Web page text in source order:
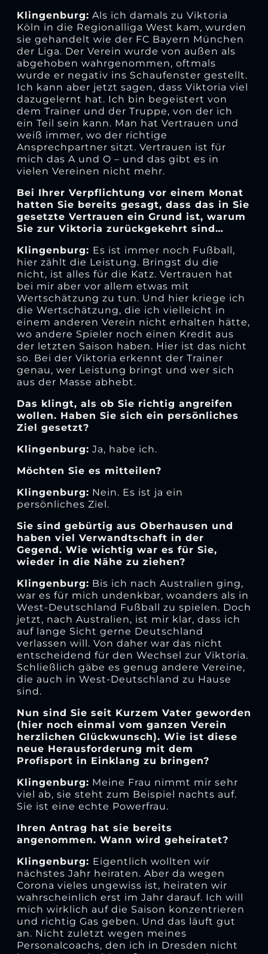
Klingenburg: Als ich damals zu Viktoria
Köln in die Regionalliga West kam, wurden
sie gehandelt wie der FC Bayern München
der Liga. Der Verein wurde von außen als
abgehoben wahrgenommen, oftmals
wurde er negativ ins Schaufenster gestellt.
Ich kann aber jetzt sagen, dass Viktoria viel
dazugelernt hat. Ich bin begeistert von
dem Trainer und der Truppe, von der ich
ein Teil sein kann. Man hat Vertrauen und
weiß immer, wo der richtige
Ansprechpartner sitzt. Vertrauen ist für
mich das A und O – und das gibt es in
vielen Vereinen nicht mehr.
Bei Ihrer Verpflichtung vor einem Monat
hatten Sie bereits gesagt, dass das in Sie
gesetzte Vertrauen ein Grund ist, warum
Sie zur Viktoria zurückgekehrt sind…
Klingenburg: Es ist immer noch Fußball,
hier zählt die Leistung. Bringst du die
nicht, ist alles für die Katz. Vertrauen hat
bei mir aber vor allem etwas mit
Wertschätzung zu tun. Und hier kriege ich
die Wertschätzung, die ich vielleicht in
einem anderen Verein nicht erhalten hätte,
wo andere Spieler noch einen Kredit aus
der letzten Saison haben. Hier ist das nicht
so. Bei der Viktoria erkennt der Trainer
genau, wer Leistung bringt und wer sich
aus der Masse abhebt.
Das klingt, als ob Sie richtig angreifen
wollen. Haben Sie sich ein persönliches
Ziel gesetzt?
Klingenburg: Ja, habe ich.
Möchten Sie es mitteilen?
Klingenburg: Nein. Es ist ja ein
persönliches Ziel.
Sie sind gebürtig aus Oberhausen und
haben viel Verwandtschaft in der
Gegend. Wie wichtig war es für Sie,
wieder in die Nähe zu ziehen?
Klingenburg: Bis ich nach Australien ging,
war es für mich undenkbar, woanders als in
West-Deutschland Fußball zu spielen. Doch
jetzt, nach Australien, ist mir klar, dass ich
auf lange Sicht gerne Deutschland
verlassen will. Von daher war das nicht
entscheidend für den Wechsel zur Viktoria.
Schließlich gäbe es genug andere Vereine,
die auch in West-Deutschland zu Hause
sind.
Nun sind Sie seit Kurzem Vater geworden
(hier noch einmal vom ganzen Verein
herzlichen Glückwunsch). Wie ist diese
neue Herausforderung mit dem
Profisport in Einklang zu bringen?
Klingenburg: Meine Frau nimmt mir sehr
viel ab, sie steht zum Beispiel nachts auf.
Sie ist eine echte Powerfrau.
Ihren Antrag hat sie bereits
angenommen. Wann wird geheiratet?
Klingenburg: Eigentlich wollten wir
nächstes Jahr heiraten. Aber da wegen
Corona vieles ungewiss ist, heiraten wir
wahrscheinlich erst im Jahr darauf. Ich will
mich wirklich auf die Saison konzentrieren
und richtig Gas geben. Und das läuft gut
an. Nicht zuletzt wegen meines
Personalcoachs, den ich in Dresden nicht